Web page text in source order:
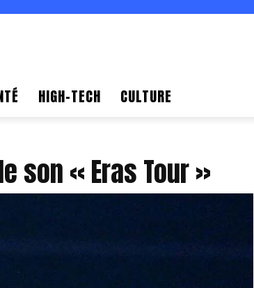
HIGH-TECH CULTURE
son « Eras Tour »